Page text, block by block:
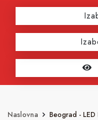
Naslovna Beograd -